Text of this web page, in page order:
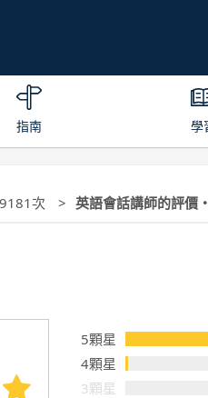
指南 學
次 英語會話講師的評價
5顆星
4顆星
3顆星